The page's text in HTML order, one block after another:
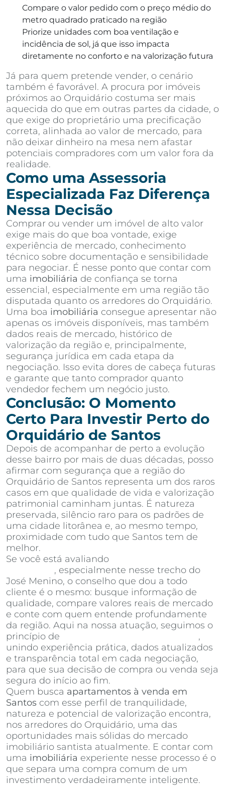
Compare o valor pedido com o preço médio do
metro quadrado praticado na região
Priorize unidades com boa ventilação e
incidência de sol, já que isso impacta
diretamente no conforto e na valorização futura
Já para quem pretende vender, o cenário
também é favorável. A procura por imóveis
próximos ao Orquidário costuma ser mais
aquecida do que em outras partes da cidade, o
que exige do proprietário uma precificação
correta, alinhada ao valor de mercado, para
não deixar dinheiro na mesa nem afastar
potenciais compradores com um valor fora da
realidade.
Como uma Assessoria
Especializada Faz Diferença
Nessa Decisão
Comprar ou vender um imóvel de alto valor
exige mais do que boa vontade, exige
experiência de mercado, conhecimento
técnico sobre documentação e sensibilidade
para negociar. É nesse ponto que contar com
uma imobiliária de confiança se torna
essencial, especialmente em uma região tão
disputada quanto os arredores do Orquidário.
Uma boa imobiliária consegue apresentar não
apenas os imóveis disponíveis, mas também
dados reais de mercado, histórico de
valorização da região e, principalmente,
segurança jurídica em cada etapa da
negociação. Isso evita dores de cabeça futuras
e garante que tanto comprador quanto
vendedor fechem um negócio justo.
Conclusão: O Momento
Certo Para Investir Perto do
Orquidário de Santos
Depois de acompanhar de perto a evolução
desse bairro por mais de duas décadas, posso
afirmar com segurança que a região do
Orquidário de Santos representa um dos raros
casos em que qualidade de vida e valorização
patrimonial caminham juntas. É natureza
preservada, silêncio raro para os padrões de
uma cidade litorânea e, ao mesmo tempo,
proximidade com tudo que Santos tem de
melhor.
Se você está avaliando
, especialmente nesse trecho do
José Menino, o conselho que dou a todo
cliente é o mesmo: busque informação de
qualidade, compare valores reais de mercado
e conte com quem entende profundamente
da região. Aqui na nossa atuação, seguimos o
princípio de
,
unindo experiência prática, dados atualizados
e transparência total em cada negociação,
para que sua decisão de compra ou venda seja
segura do início ao fim.
Quem busca apartamentos à venda em
Santos com esse perfil de tranquilidade,
natureza e potencial de valorização encontra,
nos arredores do Orquidário, uma das
oportunidades mais sólidas do mercado
imobiliário santista atualmente. E contar com
uma imobiliária experiente nesse processo é o
que separa uma compra comum de um
investimento verdadeiramente inteligente.